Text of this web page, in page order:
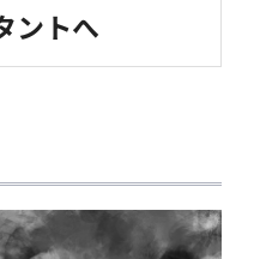
ントへ